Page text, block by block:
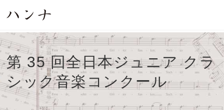
第 35 回全日本ジュニア クラ
シック音楽コンクール